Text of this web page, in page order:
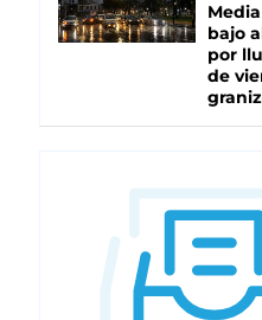
bajo
por
de